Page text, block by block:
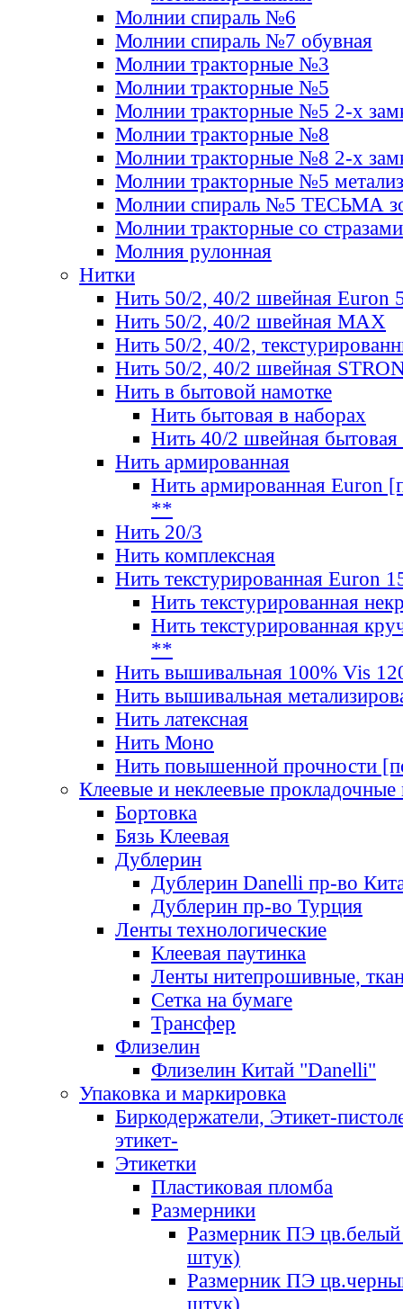
Молнии спираль №6
Молнии спираль №7 обувная
Молнии тракторные №3
Молнии тракторные №5
Молнии тракторные №5 2-х
Молнии тракторные №8
Молнии тракторные №8 2-х
Молнии тракторные №5
Молнии спираль №5 ТЕСЬМА
Молнии тракторные со стразами
Молния рулонная
Нитки
Нить 50/2, 40/2 швейная Euron
Нить 50/2, 40/2 швейная МАХ
Нить 50/2, 40/2,
Нить 50/2, 40/2 швейная
Нить в бытовой намотке
Нить бытовая в наборах
Нить 40/2 швейная бытовая
Нить армированная
Нить армированная Euron
**
Нить 20/3
Нить комплексная
Нить текстурированная Euron
Нить текстурированная
Нить текстурированная
**
Нить вышивальная 100% Vis
Нить вышивальная
Нить латексная
Нить Моно
Нить повышенной прочности
Клеевые и неклеевые прокладочные
Бортовка
Бязь Клеевая
Дублерин
Дублерин Danelli пр-во
Дублерин пр-во Турция
Ленты технологические
Клеевая паутинка
Ленты нитепрошивные,
Сетка на бумаге
Трансфер
Флизелин
Флизелин Китай "Danelli"
Упаковка и маркировка
Биркодержатели, Этикет-
этикет-
Этикетки
Пластиковая пломба
Размерники
Размерник ПЭ цв.белый
штук)
Размерник ПЭ
штук)